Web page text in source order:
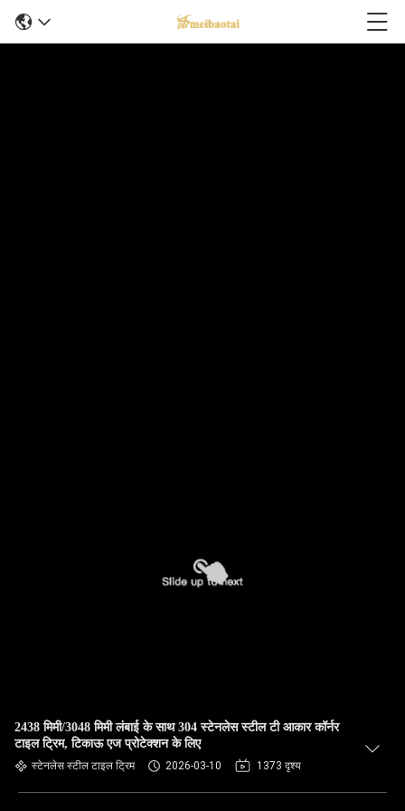
2438 मिमी/3048 मिमी लंबाई के साथ 304 स्टेनलेस स्टील टी आकार कॉर्नर
टाइल ट्रिम, टिकाऊ एज प्रोटेक्शन के लिए
स्टेनलेस स्टील टाइल ट्रिम 2026-03-10 1373 दृश्य